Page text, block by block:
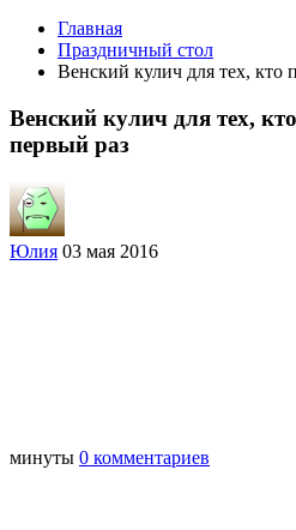
Главная
Праздничный стол
Венский кулич для тех, кто
Венский кулич для тех,
первый раз
Юлия 03 мая 2016
минуты 0 комментариев